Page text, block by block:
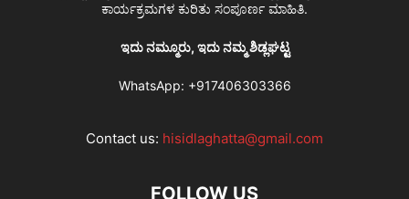
ಕಾರ್ಯಕ್ರಮಗಳ ಕುರಿತು ಸಂಪೂರ್ಣ ಮಾಹಿತಿ.
ಇದು ನಮ್ಮೂರು, ಇದು ನಮ್ಮ ಶಿಡ್ಲಘಟ್ಟ
WhatsApp: +917406303366
Contact us: hisidlaghatta@gmail.com
FOLLOW US